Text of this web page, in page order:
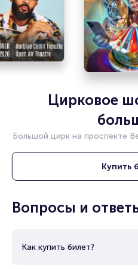
Продать билет
Брокерам
Организаторам
Цирковое
Большой цирк на проспекте
Купить
Вопросы и
Как купить билет?